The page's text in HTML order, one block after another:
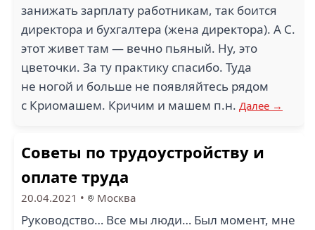
занижать зарплату работникам, так боится
директора и бухгалтера (жена директора). А С.
этот живет там — вечно пьяный. Ну, это
цветочки. За ту практику спасибо. Туда
не ногой и больше не появляйтесь рядом
с Криомашем. Кричим и машем п.н. Далее →
Советы по трудоустройству и
оплате труда
20.04.2021 • Москва
Руководство… Все мы люди… Был момент, мне